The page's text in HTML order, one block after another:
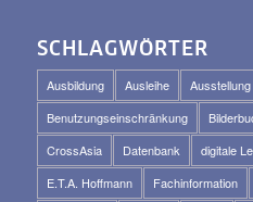
SCHLAGWÖRTER
Ausbildung Ausleihe Ausstellung
Benutzungseinschränkung
CrossAsia
Datenbank digitale
E.T.A. Hoffmann
Fachinformation